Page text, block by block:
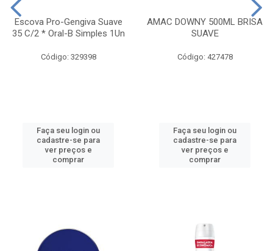
Escova Pro-Gengiva Suave
35 C/2 * Oral-B Simples 1Un
Código: 329398
Faça seu login ou
cadastre-se para
ver preços e
comprar
AMAC DOWNY 500ML BRISA
SUAVE
Código: 427478
Faça seu login ou
cadastre-se para
ver preços e
comprar